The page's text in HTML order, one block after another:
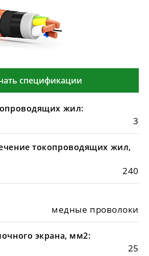
спецификации
жил:
3
токопроводящих жил,
240
медные проволоки
экрана, мм2:
25